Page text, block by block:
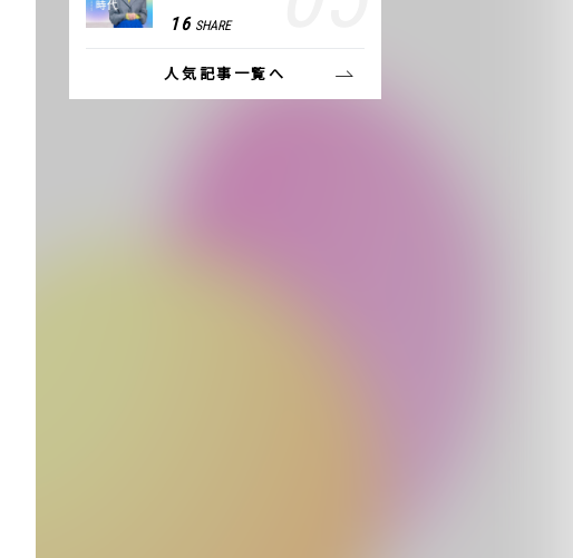
つけた、私の生きる道
16 SHARE
人気記事一覧へ